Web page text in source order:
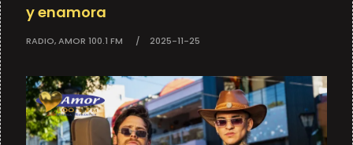
y enamora
RADIO, AMOR 100.1 FM 2025-11-25